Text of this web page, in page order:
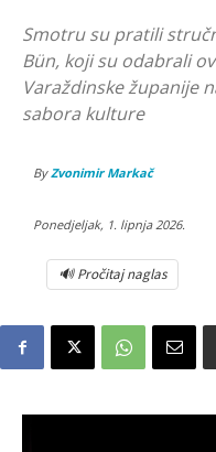
Smotru su pratili
Bün, koji su odabrali
Varaždinske županije
sabora kulture
By Zvonimir Markač
Ponedjeljak, 1. lipnja 2026.
🔊 Pročitaj naglas